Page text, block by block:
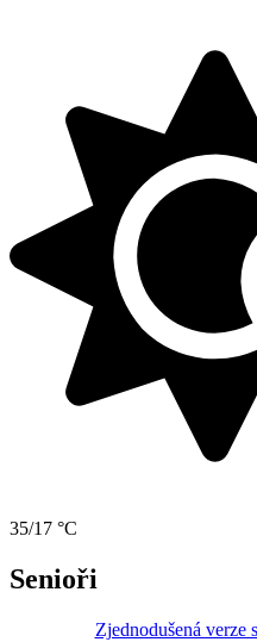
35/17 °C
Senioři
Zjednodušená verze